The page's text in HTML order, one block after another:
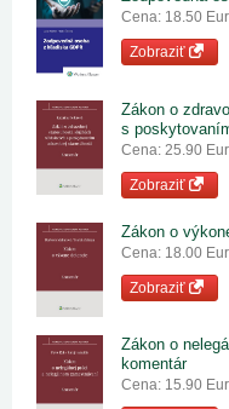
Cena: 18.50 Eur
Zobraziť
Zákon o
s
Cena: 25.90 Eur
Zobraziť
Zákon o
Cena: 18.00 Eur
Zobraziť
Zákon o
komentár
Cena: 15.90 Eur